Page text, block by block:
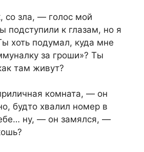
со зла, — голос мой
подступили к глазам, но я
хоть подумал, куда мне
за гроши»? Ты
там живут?
комната, — он
будто хвалил номер в
ну, — он замялся, —